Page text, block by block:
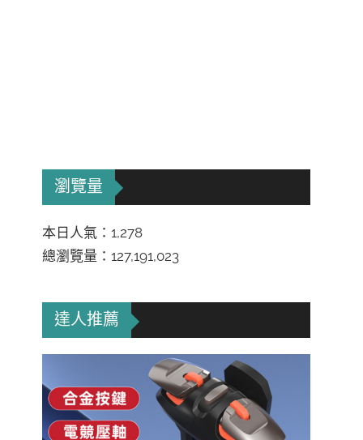
瀏覽量
本日人氣：1,278
總瀏覽量：127,191,023
達人推薦